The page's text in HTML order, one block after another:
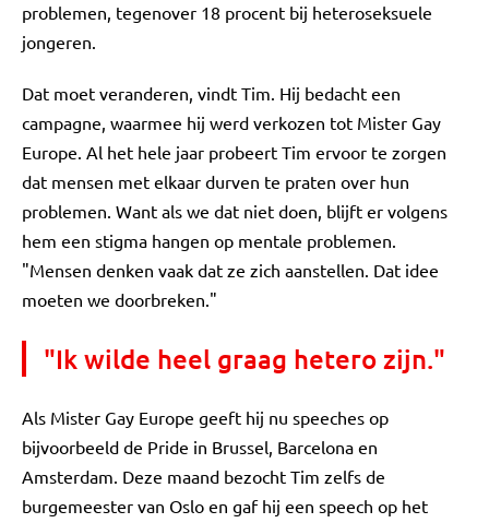
problemen, tegenover 18 procent bij heteroseksuele
jongeren.
Dat moet veranderen, vindt Tim. Hij bedacht een
campagne, waarmee hij werd verkozen tot Mister Gay
Europe. Al het hele jaar probeert Tim ervoor te zorgen
dat mensen met elkaar durven te praten over hun
problemen. Want als we dat niet doen, blijft er volgens
hem een stigma hangen op mentale problemen.
"Mensen denken vaak dat ze zich aanstellen. Dat idee
moeten we doorbreken."
"Ik wilde heel graag hetero zijn."
Als Mister Gay Europe geeft hij nu speeches op
bijvoorbeeld de Pride in Brussel, Barcelona en
Amsterdam. Deze maand bezocht Tim zelfs de
burgemeester van Oslo en gaf hij een speech op het